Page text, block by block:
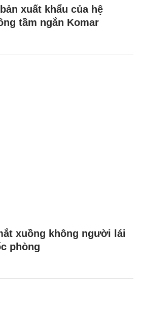
xuất khẩu của hệ
tầm ngắn Komar
xuồng không người lái
phòng